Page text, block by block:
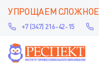
УПРОЩАЕМ СЛОЖНОЕ
+7 (347) 216-42-15